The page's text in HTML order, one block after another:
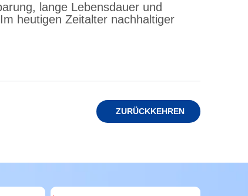
lange Lebensdauer und
heutigen Zeitalter nachhaltiger
ZURÜCKKEHREN